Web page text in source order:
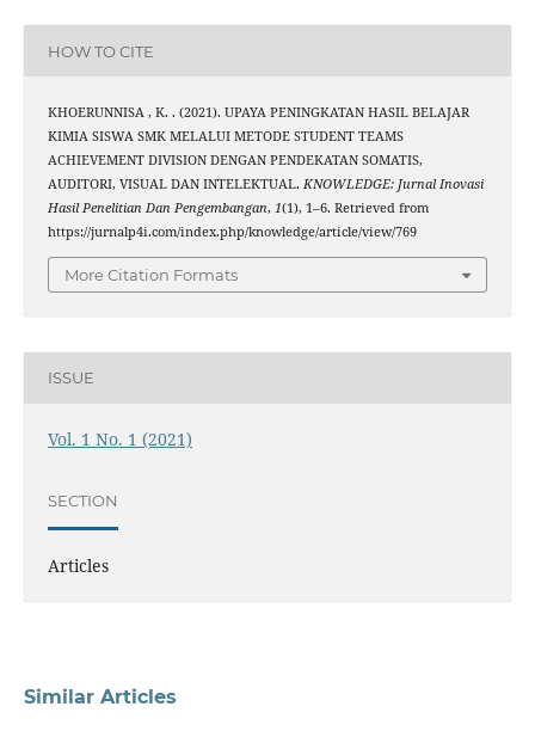
HOW TO CITE
KHOERUNNISA , K. . (2021). UPAYA PENINGKATAN HASIL BELAJAR
KIMIA SISWA SMK MELALUI METODE STUDENT TEAMS
ACHIEVEMENT DIVISION DENGAN PENDEKATAN SOMATIS,
AUDITORI, VISUAL DAN INTELEKTUAL. KNOWLEDGE: Jurnal Inovasi
Hasil Penelitian Dan Pengembangan, 1(1), 1–6. Retrieved from
https://jurnalp4i.com/index.php/knowledge/article/view/769
More Citation Formats
ISSUE
Vol. 1 No. 1 (2021)
SECTION
Articles
Similar Articles